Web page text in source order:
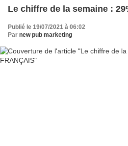
Le chiffre de la semaine :
Publié le 19/07/2021 à 06:02
Par new pub marketing